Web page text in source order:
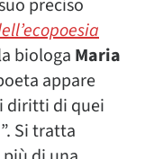
preciso
biologa Maria
appare
diritti di quei
Si tratta